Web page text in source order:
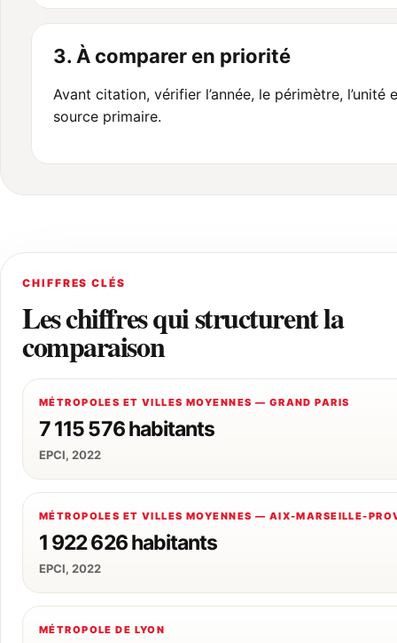
3. À comparer en priorité
Avant citation, vérifier l’année, le périmètre, l’unité
source primaire.
CHIFFRES CLÉS
Les chiffres qui structurent la
comparaison
MÉTROPOLES ET VILLES MOYENNES — GRAND PARIS
7 115 576 habitants
EPCI, 2022
MÉTROPOLES ET VILLES MOYENNES — AIX-MARSEILLE-
1 922 626 habitants
EPCI, 2022
MÉTROPOLE DE LYON